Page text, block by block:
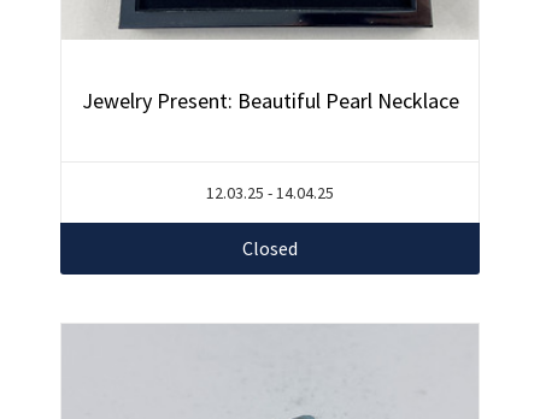
Jewelry Present: Beautiful Pearl Necklace
12.03.25 - 14.04.25
Closed